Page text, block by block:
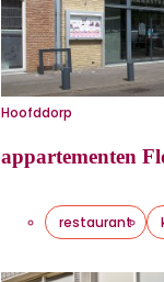
appartementen
Hoofddorp
restaurant